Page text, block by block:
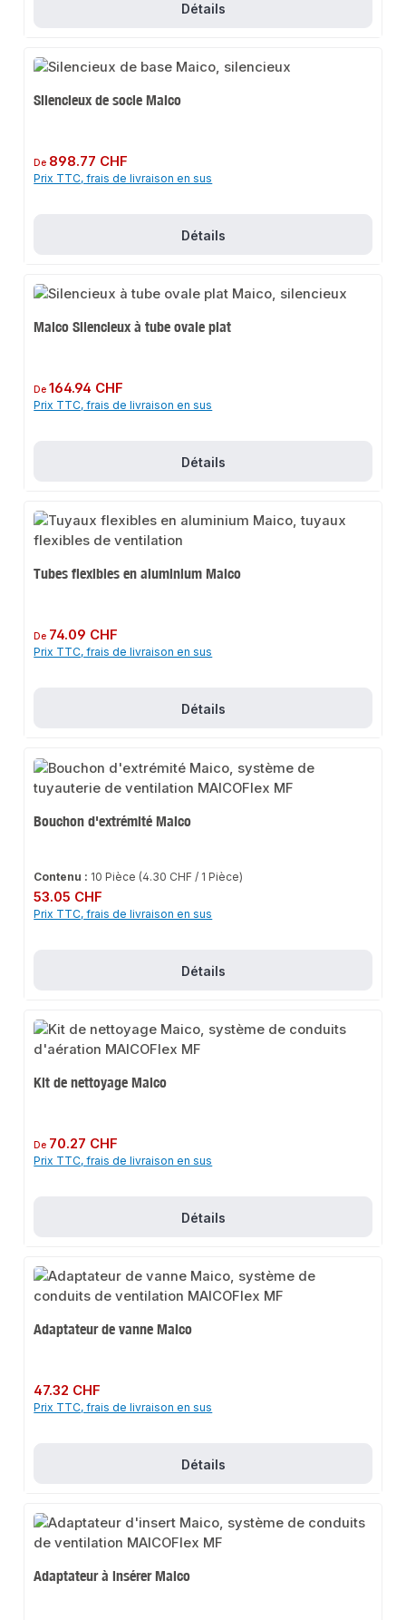
Détails
Silencieux de socle Maico
Prix régulier :
De 898.77 CHF
Prix TTC, frais de livraison en sus
Détails
Maico Silencieux à tube ovale plat
Prix régulier :
De164.94 CHF
Prix TTC, frais de livraison en sus
Détails
Tubes flexibles en aluminium Maico
Prix régulier :
De 74.09 CHF
Prix TTC, frais de livraison en sus
Détails
Bouchon d'extrémité Maico
Contenu : 10 Pièce (4.30 CHF / 1 Pièce)
Prix régulier :
53.05 CHF
Prix TTC, frais de livraison en sus
Détails
Kit de nettoyage Maico
Prix régulier :
De 70.27 CHF
Prix TTC, frais de livraison en sus
Détails
Adaptateur de vanne Maico
Prix régulier :
47.32 CHF
Prix TTC, frais de livraison en sus
Détails
Adaptateur à insérer Maico